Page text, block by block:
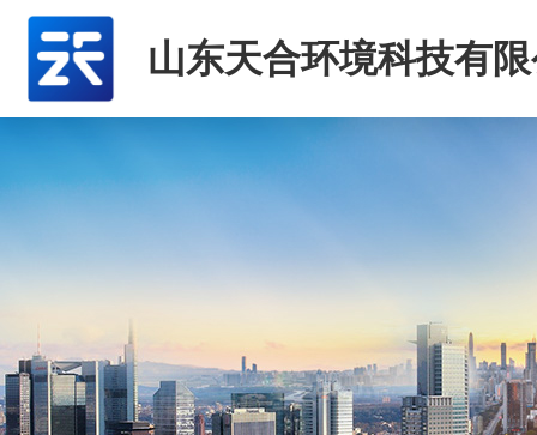
山东天合环境科技有